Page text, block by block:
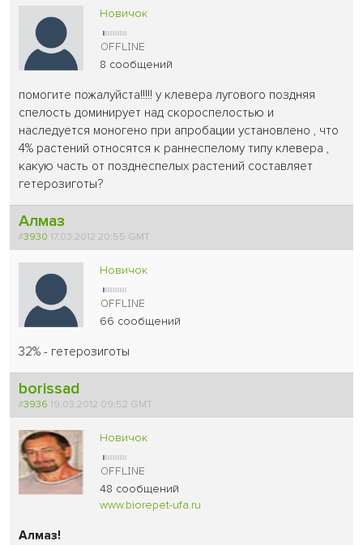
Новичок
8 сообщений
помогите пожалуйста!!!!! у клевера лугового поздняя
спелость доминирует над скороспелостью и
наследуется моногено при апробации установлено , что
4% растений относятся к раннеспелому типу клевера ,
какую часть от позднеспелых растений составляет
гетерозиготы?
Алмаз
#3930 17.03.2012 20:55 GMT
Новичок
66 сообщений
32% - гетерозиготы
borissad
#3936 19.03.2012 09:52 GMT
Новичок
48 сообщений
www.biorepet-ufa.ru
Алмаз!